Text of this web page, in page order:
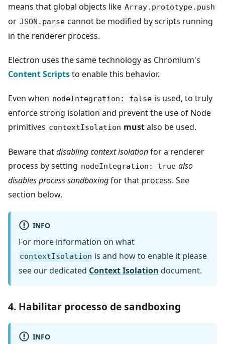
means that global objects like Array.prototype.push
or JSON.parse cannot be modified by scripts running
in the renderer process.
Electron uses the same technology as Chromium's
Content Scriptsto enable this behavior.
Even when nodeIntegration: false is used, to truly
enforce strong isolation and prevent the use of Node
primitives contextIsolation mustalso be used.
Beware thatdisabling context isolationfor a renderer
process by setting nodeIntegration: true also
disables process sandboxingfor that process. See
section below.
INFO
For more information on what
contextIsolation is and how to enable it please
see our dedicated Context Isolation document.
4. Habilitar processo de sandboxing
INFO